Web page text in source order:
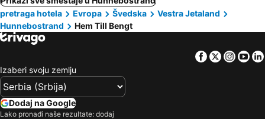
pretraga hotela
Evropa Švedska
Vestra Jetaland
Hunnebostrand
Hem Till Bengt
Facebook
Twitter
Izaberi svoju zemlju
Dodaj na Google
Lako pronađi naše rezultate: dodaj